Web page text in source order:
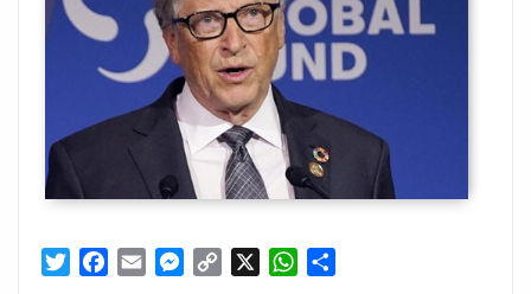
TwitterFacebook
Email Messenger
Copy
WhatsApp